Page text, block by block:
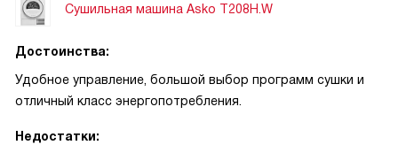
Сушильная машина Asko T208H.W
Достоинства:
Удобное управление, большой выбор программ сушки и
отличный класс энергопотребления.
Недостатки: